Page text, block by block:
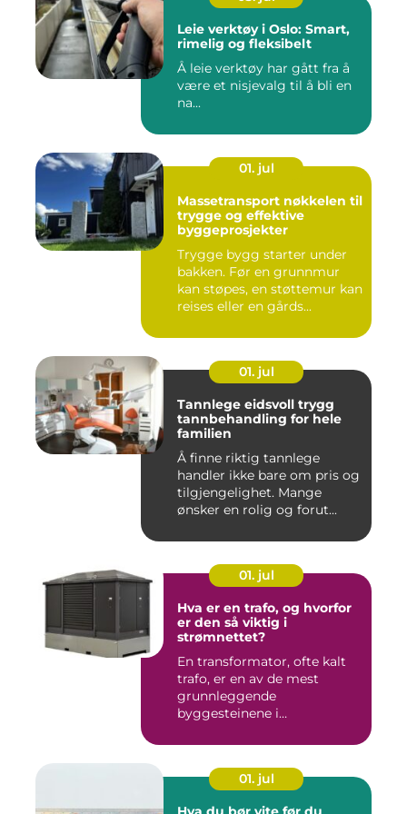
Leie verktøy i Oslo: Smart,
rimelig og fleksibelt
Å leie verktøy har gått fra å
være et nisjevalg til å bli en
na...
01. jul
Massetransport nøkkelen til
trygge og effektive
byggeprosjekter
Trygge bygg starter under
bakken. Før en grunnmur
kan støpes, en støttemur kan
reises eller en gårds...
01. jul
Tannlege eidsvoll trygg
tannbehandling for hele
familien
Å finne riktig tannlege
handler ikke bare om pris og
tilgjengelighet. Mange
ønsker en rolig og forut...
01. jul
Hva er en trafo, og hvorfor
er den så viktig i
strømnettet?
En transformator, ofte kalt
trafo, er en av de mest
grunnleggende
byggesteinene i
01. jul